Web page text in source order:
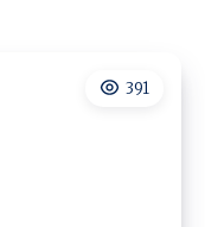
391